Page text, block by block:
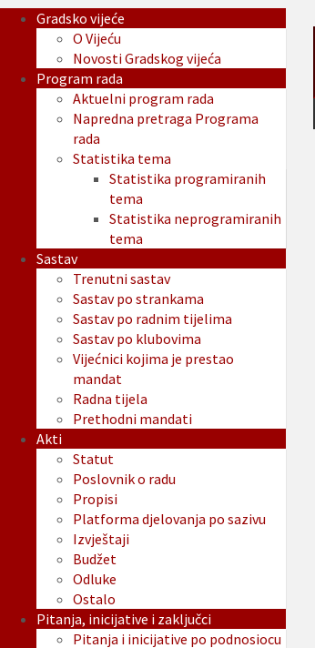
Gradsko vijeće
O Vijeću
Novosti Gradskog vijeća
Program rada
Aktuelni program rada
Napredna pretraga Programa
rada
Statistika tema
Statistika programiranih
tema
Statistika neprogramiranih
tema
Sastav
Trenutni sastav
Sastav po strankama
Sastav po radnim tijelima
Sastav po klubovima
Vijećnici kojima je prestao
mandat
Radna tijela
Prethodni mandati
Akti
Statut
Poslovnik o radu
Propisi
Platforma djelovanja po sazivu
Izvještaji
Budžet
Odluke
Ostalo
Pitanja, inicijative i zaključci
Pitanja i inicijative po podnosiocu